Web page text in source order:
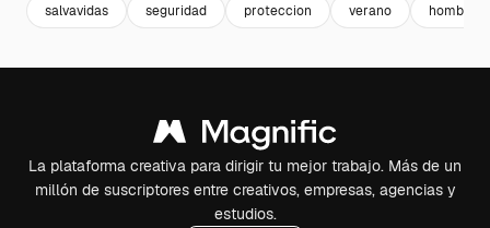
salvavidas seguridad proteccion verano hombre
La plataforma creativa para dirigir tu mejor trabajo. Más de un
millón de suscriptores entre creativos, empresas, agencias y
estudios.